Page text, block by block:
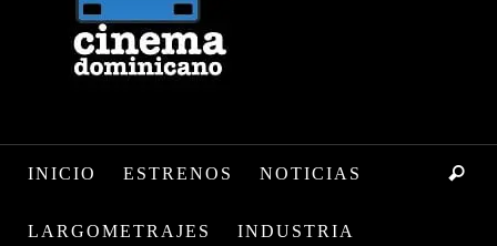
INICIO ESTRENOS NOTICIAS
LARGOMETRAJES INDUSTRIA